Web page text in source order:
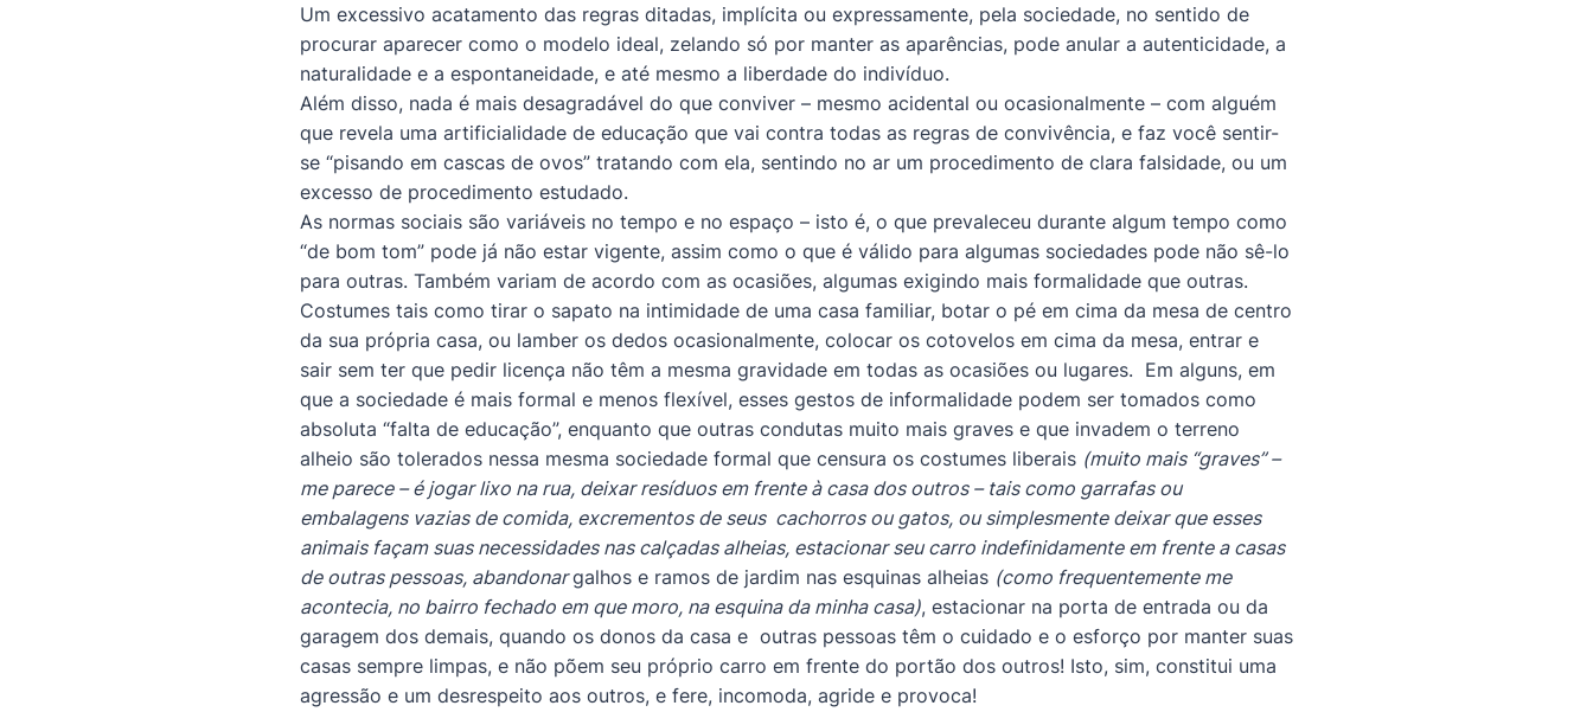
Um excessivo acatamento das regras ditadas, implícita ou expressamente, pela sociedade, no sentido de
procurar aparecer como o modelo ideal, zelando só por manter as aparências, pode anular a autenticidade, a
naturalidade e a espontaneidade, e até mesmo a liberdade do indivíduo.
Além disso, nada é mais desagradável do que conviver – mesmo acidental ou ocasionalmente – com alguém
que revela uma artificialidade de educação que vai contra todas as regras de convivência, e faz você sentir-
se “pisando em cascas de ovos” tratando com ela, sentindo no ar um procedimento de clara falsidade, ou um
excesso de procedimento estudado.
As normas sociais são variáveis no tempo e no espaço – isto é, o que prevaleceu durante algum tempo como
“de bom tom” pode já não estar vigente, assim como o que é válido para algumas sociedades pode não sê-lo
para outras. Também variam de acordo com as ocasiões, algumas exigindo mais formalidade que outras.
Costumes tais como tirar o sapato na intimidade de uma casa familiar, botar o pé em cima da mesa de centro
da sua própria casa, ou lamber os dedos ocasionalmente, colocar os cotovelos em cima da mesa, entrar e
sair sem ter que pedir licença não têm a mesma gravidade em todas as ocasiões ou lugares. Em alguns, em
que a sociedade é mais formal e menos flexível, esses gestos de informalidade podem ser tomados como
absoluta “falta de educação”, enquanto que outras condutas muito mais graves e que invadem o terreno
alheio são tolerados nessa mesma sociedade formal que censura os costumes liberais (muito mais “graves” –
me parece – é jogar lixo na rua, deixar resíduos em frente à casa dos outros – tais como garrafas ou
embalagens vazias de comida, excrementos de seus cachorros ou gatos, ou simplesmente deixar que esses
animais façam suas necessidades nas calçadas alheias, estacionar seu carro indefinidamente em frente a casas
de outras pessoas, abandonargalhos e ramos de jardim nas esquinas alheias (como frequentemente me
acontecia, no bairro fechado em que moro, na esquina da minha casa), estacionar na porta de entrada ou da
garagem dos demais, quando os donos da casa e outras pessoas têm o cuidado e o esforço por manter suas
casas sempre limpas, e não põem seu próprio carro em frente do portão dos outros! Isto, sim, constitui uma
agressão e um desrespeito aos outros, e fere, incomoda, agride e provoca!